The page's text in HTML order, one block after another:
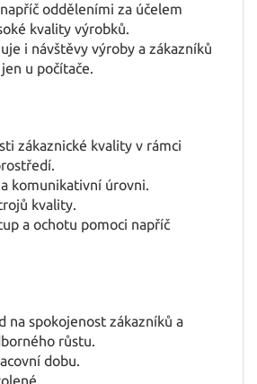
odděleními za účelem
kvality výrobků.
i návštěvy výroby a zákazníků
u počítače.
zákaznické kvality v rámci
komunikativní úrovni.
kvality.
a ochotu pomoci napříč
na spokojenost zákazníků a
růstu.
dobu.